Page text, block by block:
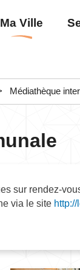
Ma Ville
Médiathèque
sur rendez-
via le site